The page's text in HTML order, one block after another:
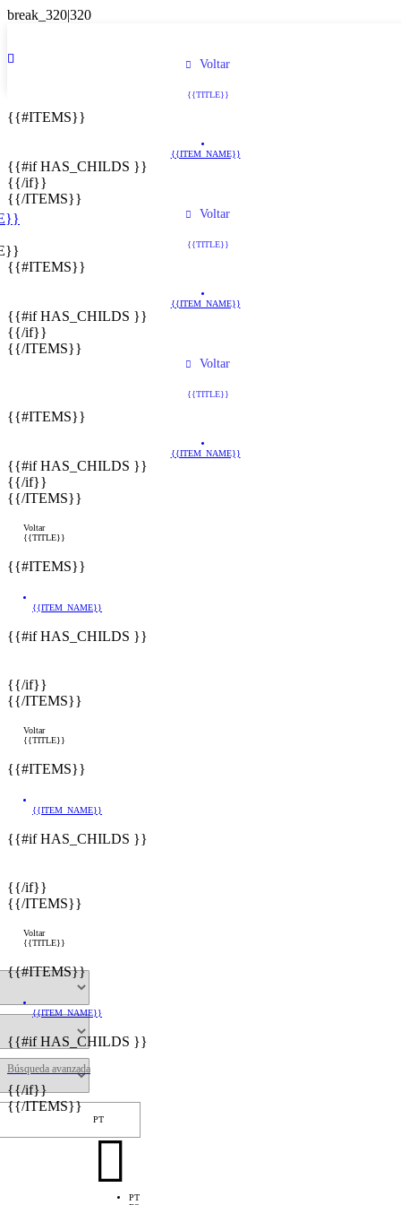
Voltar
{{TITLE}}
{{#ITEMS}}
{{ITEM_NAME}}
{{#if HAS_CHILDS }}
{{/if}}
{{/ITEMS}}
Voltar
{{TITLE}}
{{#ITEMS}}
{{ITEM_NAME}}
{{#if HAS_CHILDS }}
{{/if}}
{{/ITEMS}}
Voltar
{{TITLE}}
{{#ITEMS}}
{{ITEM_NAME}}
{{#if HAS_CHILDS }}
{{/if}}
{{/ITEMS}}
Voltar
{{TITLE}}
{{#ITEMS}}
{{ITEM_NAME}}
{{#if HAS_CHILDS }}
{{/if}}
{{/ITEMS}}
Voltar
{{TITLE}}
{{#ITEMS}}
{{ITEM_NAME}}
{{#if HAS_CHILDS }}
{{/if}}
{{/ITEMS}}
Voltar
{{TITLE}}
{{#ITEMS}}
{{ITEM_NAME}}
{{#if HAS_CHILDS }}
{{/if}}
{{/ITEMS}}
PT

PT
Búsqueda avanzada